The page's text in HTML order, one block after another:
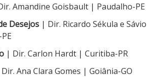
Amandine Goisbault | Paudalho-PE
Desejos | Dir. Ricardo Sékula e Sávio
| Dir. Carlon Hardt | Curitiba-PR
Ana Clara Gomes | Goiânia-GO